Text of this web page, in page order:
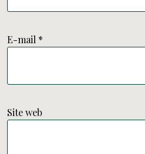
E-mail *
Site web